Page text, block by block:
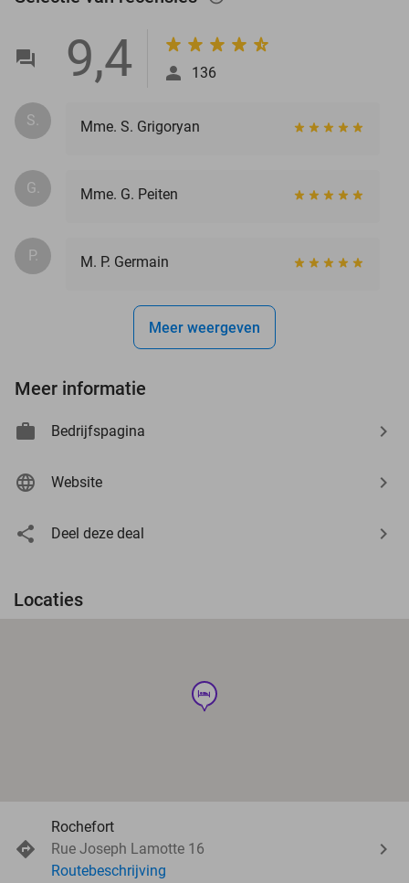
9,4 136
S. Mme. S. Grigoryan
G. Mme. G. Peiten
P. M. P. Germain
Meer weergeven
Meer informatie
Bedrijfspagina
Website
Deel deze deal
Locaties
hotel
Rochefort
Rue Joseph Lamotte 16
Routebeschrijving